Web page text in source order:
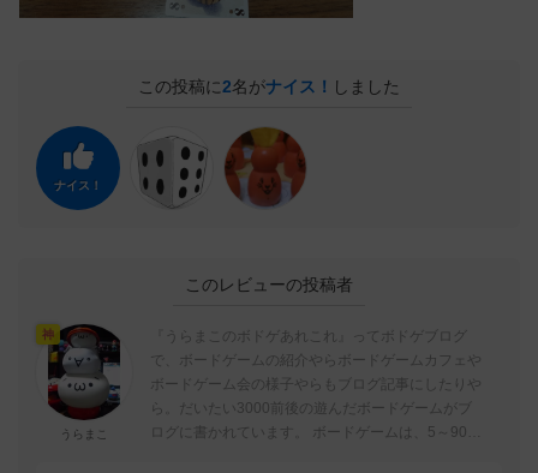
この投稿に2名がナイス！ しました
ナイス！
このレビューの投稿者
神
うらまこ
『うらまこのボドゲあれこれ』ってボドゲブログ
で、ボードゲームの紹介やらボードゲームカフェや
ボードゲーム会の様子やらもブログ記事にしたりや
ら。だいたい3000前後の遊んだボードゲームがブ
ログに書かれています。 ボードゲームは、5～90分